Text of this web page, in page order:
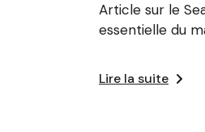
Article sur le
essentielle du
Lire la suite